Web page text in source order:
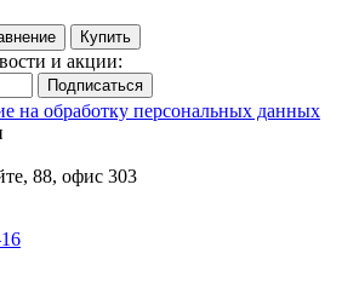
Купить
и акции:
Подписаться
на обработку персональных данных
88, офис 303